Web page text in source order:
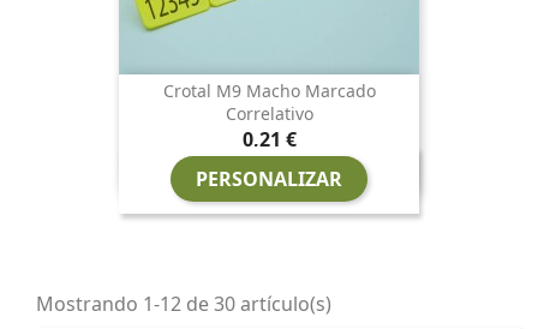
Crotal M9 Macho Marcado
Correlativo
Precio
0,21 €
PERSONALIZAR
Mostrando 1-12 de 30 artículo(s)